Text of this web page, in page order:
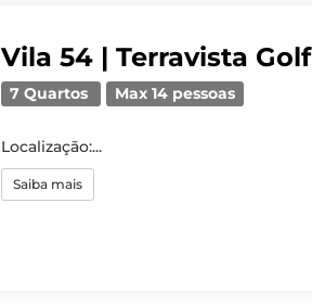
Vila 54 | Terravista Golf
7 Quartos Max 14 pessoas
Localização:...
Saiba mais